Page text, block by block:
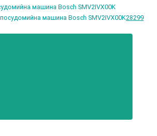
машина Bosch SMV2IVX00K28299